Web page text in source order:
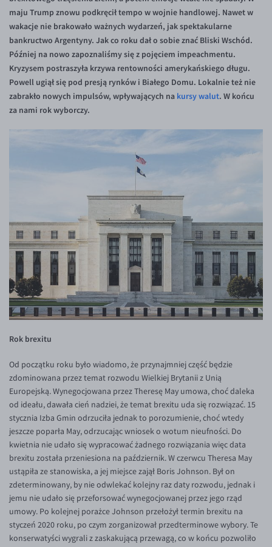
Inne pary walutowe
AUD/PLN
BGN/PLN
CAD/PLN
CNY/PLN
HKD/PLN
HUF/PLN
SGD/PLN
TRY/PLN
ZAR/PLN
EUR/USD
EUR/GBP
EUR/DKK
EUR/NOK
EUR/SEK
EUR/AUD
EUR/BGN
EUR/CAD
EUR/CNY
EUR/HKD
EUR/HUF
Aplikacja mobilna
Bezpieczeństwo
Pomoc
Pomoc
FAQ
Konto i opłaty
Wymiana walut
Banki i przelewy
Przelewy zagraniczne
Poradnik
KONTAKT
Kontakt
Dla mediów
PL
maju Trump znowu podkręcił tempo w wojnie handlowej. Nawet w
wakacje nie brakowało ważnych wydarzeń, jak spektakularne
bankructwo Argentyny. Jak co roku dał o sobie znać Bliski Wschód.
Później na nowo zapoznaliśmy się z pojęciem impeachmentu.
Kryzysem postraszyła krzywa rentowności amerykańskiego długu.
Powell ugiął się pod presją rynków i Białego Domu. Lokalnie też nie
zabrakło nowych impulsów, wpływających na kursy walut. W końcu
za nami rok wyborczy.
Rok brexitu
Od początku roku było wiadomo, że przynajmniej część będzie
zdominowana przez temat rozwodu Wielkiej Brytanii z Unią
Europejską. Wynegocjowana przez Theresę May umowa, choć daleka
od ideału, dawała cień nadziei, że temat brexitu uda się rozwiązać. 15
stycznia Izba Gmin odrzuciła jednak to porozumienie, choć wtedy
jeszcze poparła May, odrzucając wniosek o wotum nieufności. Do
kwietnia nie udało się wypracować żadnego rozwiązania więc data
brexitu została przeniesiona na październik. W czerwcu Theresa May
ustąpiła ze stanowiska, a jej miejsce zajął Boris Johnson. Był on
zdeterminowany, by nie odwlekać kolejny raz daty rozwodu, jednak i
jemu nie udało się przeforsować wynegocjowanej przez jego rząd
umowy. Po kolejnej porażce Johnson przełożył termin brexitu na
styczeń 2020 roku, po czym zorganizował przedterminowe wybory. Te
konserwatyści wygrali z zaskakującą przewagą, co w końcu pozwoliło